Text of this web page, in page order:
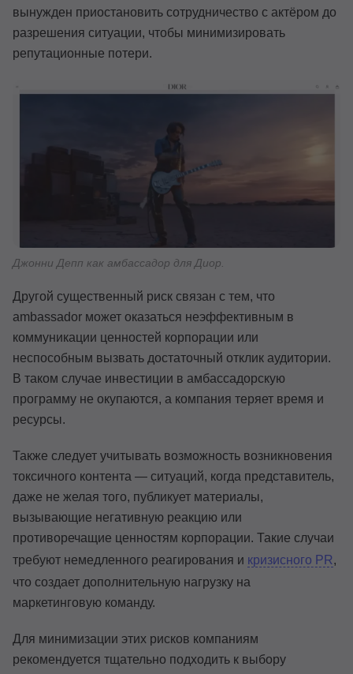
вынужден приостановить сотрудничество с актёром до
разрешения ситуации, чтобы минимизировать
репутационные потери.
Джонни Депп как амбассадор для Диор.
Другой существенный риск связан с тем, что
ambassador может оказаться неэффективным в
коммуникации ценностей корпорации или
неспособным вызвать достаточный отклик аудитории.
В таком случае инвестиции в амбассадорскую
программу не окупаются, а компания теряет время и
ресурсы.
Также следует учитывать возможность возникновения
токсичного контента — ситуаций, когда представитель,
даже не желая того, публикует материалы,
вызывающие негативную реакцию или
противоречащие ценностям корпорации. Такие случаи
требуют немедленного реагирования и кризисного PR,
что создает дополнительную нагрузку на
маркетинговую команду.
Для минимизации этих рисков компаниям
рекомендуется тщательно подходить к выбору